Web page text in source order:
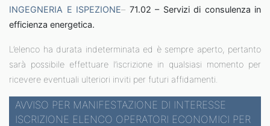
INGEGNERIA E ISPEZIONE– 71.02 – Servizi di consulenza in
efficienza energetica.
L’elenco ha durata indeterminata ed è sempre aperto, pertanto
sarà possibile effettuare l’iscrizione in qualsiasi momento per
ricevere eventuali ulteriori inviti per futuri affidamenti.
AVVISO PER MANIFESTAZIONE DI INTERESSE
ISCRIZIONE ELENCO OPERATORI ECONOMICI PER